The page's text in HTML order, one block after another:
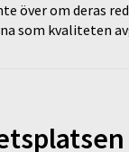
över om deras
som kvaliteten